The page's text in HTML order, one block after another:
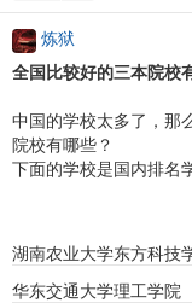
炼狱
全国比较好的三本院校
中国的学校太多了，那
院校有哪些？
下面的学校是国内排名
湖南农业大学东方科技
华东交通大学理工学院